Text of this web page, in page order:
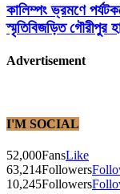
কালিম্পং ভ্রমণে
স্মৃতিবিজড়িত গৌরীপুর
Advertisement
I'M SOCIAL
52,000FansLike
63,214Followers
10,245Followers